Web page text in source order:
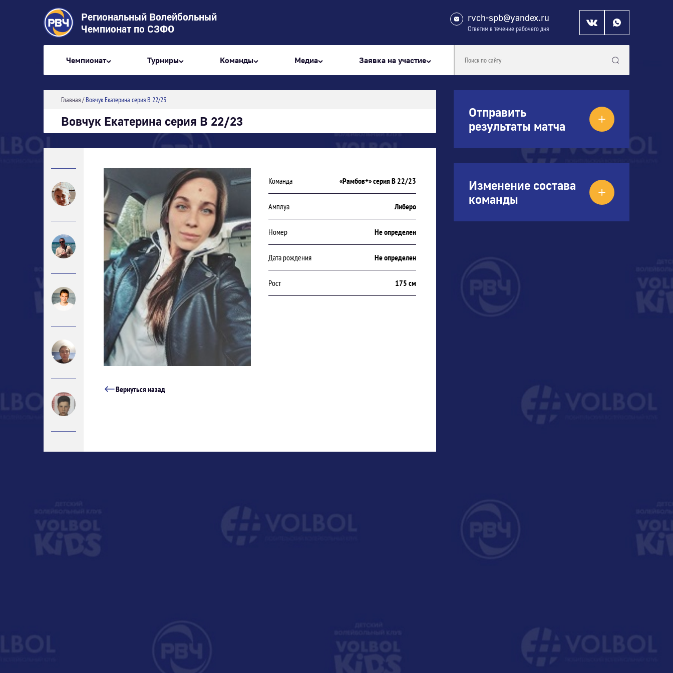
Региональный Волейбольный
Чемпионат по СЗФО
rvch-spb@yandex.ru
Ответим в течение рабочего дня
Чемпионат Турниры Команды Медиа Заявка на участие
Главная/Вовчук Екатерина серия В 22/23
Вовчук Екатерина серия В 22/23
Команда «Рамбов+» серия В 22/23
Амплуа Либеро
Номер Не определен
Дата рождения Не определен
Рост 175 см
Вернуться назад
Отправить
результаты матча
Изменение состава
команды